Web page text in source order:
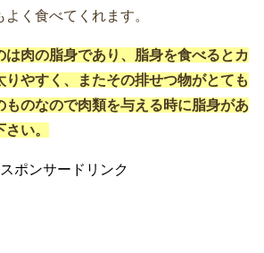
く食べてくれます。
は肉の脂身であり、脂身を食べるとカ
りやすく、またその排せつ物がとても
ものなので肉類を与える時に脂身があ
い。
スポンサードリンク